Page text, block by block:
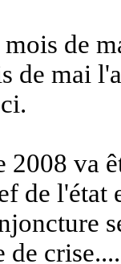
de
de mai
2008 va
de l'état
de